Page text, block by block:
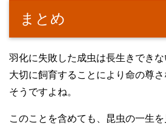
まとめ
羽化に失敗した成虫は長生きできな
大切に飼育することにより命の尊
そうですよね。
このことを含めても、昆虫の一生